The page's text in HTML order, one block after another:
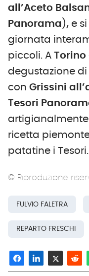
all’Aceto
Panorama ), e
giornata
piccoli. A Torino
degustazione di
con Grissini
Tesori
ricetta
patatine i Tesori.
© Riproduzione
FULVIO FALETRA
REPARTO FRESCHI